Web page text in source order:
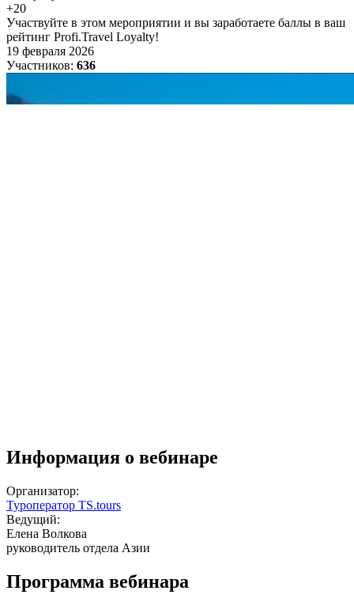
+20
Участвуйте в этом мероприятии и вы заработаете баллы в ваш
рейтинг Profi.Travel Loyalty!
19 февраля 2026
Участников: 636
Информация о вебинаре
Организатор:
Туроператор TS.tours
Ведущий:
Елена Волкова
руководитель отдела Азии
Программа вебинара